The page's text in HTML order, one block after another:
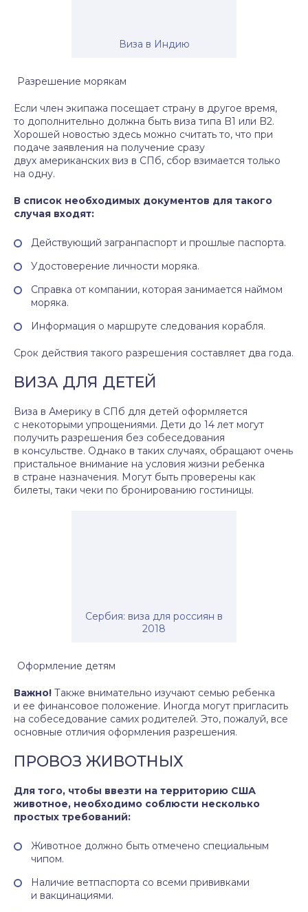
Виза в Индию
Разрешение морякам
Если член экипажа посещает страну в другое время,
то дополнительно должна быть виза типа B1 или B2.
Хорошей новостью здесь можно считать то, что при
подаче заявления на получение сразу
двух американских виз в СПб, сбор взимается только
на одну.
В список необходимых документов для такого
случая входят:
Действующий загранпаспорт и прошлые паспорта.
Удостоверение личности моряка.
Справка от компании, которая занимается наймом
моряка.
Информация о маршруте следования корабля.
Срок действия такого разрешения составляет два года.
ВИЗА ДЛЯ ДЕТЕЙ
Виза в Америку в СПб для детей оформляется
с некоторыми упрощениями. Дети до 14 лет могут
получить разрешения без собеседования
в консульстве. Однако в таких случаях, обращают очень
пристальное внимание на условия жизни ребенка
в стране назначения. Могут быть проверены как
билеты, таки чеки по бронированию гостиницы.
Сербия: виза для россиян в
2018
Оформление детям
Важно! Также внимательно изучают семью ребенка
и ее финансовое положение. Иногда могут пригласить
на собеседование самих родителей. Это, пожалуй, все
основные отличия оформления разрешения.
ПРОВОЗ ЖИВОТНЫХ
Для того, чтобы ввезти на территорию США
животное, необходимо соблюсти несколько
простых требований:
Животное должно быть отмечено специальным
чипом.
Наличие ветпаспорта со всеми прививками
и вакцинациями.